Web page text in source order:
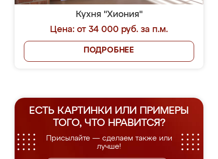
Кухня "Хиония"
Цена: от 34 000 руб. за п.м.
ПОДРОБНЕЕ
ЕСТЬ КАРТИНКИ ИЛИ ПРИМЕРЫ
ТОГО, ЧТО НРАВИТСЯ?
Присылайте — сделаем также или
лучше!